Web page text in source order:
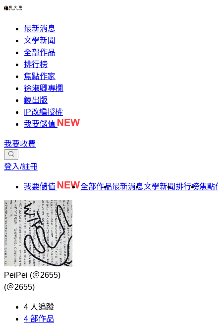
最新消息
文學新聞
全部作品
排行榜
焦點作家
徐淑卿專欄
鏡出版
IP改編授權
我要儲值
我要收費
登入/註冊
我要儲值 全部作品最新消息文學新聞排行榜焦點
PeiPei (＠2655)
(＠2655)
4 人追蹤
4 部作品